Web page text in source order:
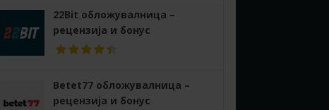
22Bit обложувалница –
рецензија и бонус
Betet77 обложувалница –
рецензија и бонус